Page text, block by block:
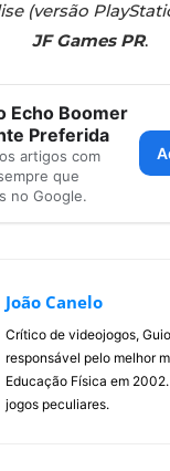
(versão
JF Games PR.
Echo Boomer
Preferida
artigos com
que
no Google.
João Canelo
Crítico de videojogos,
responsável pelo melhor
Educação Física em
jogos peculiares.